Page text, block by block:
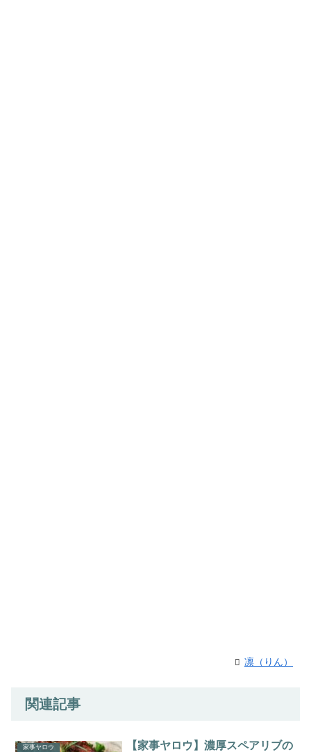
凛（りん）
関連記事
家事ヤロウ
【家事ヤロウ】濃厚スペアリブの